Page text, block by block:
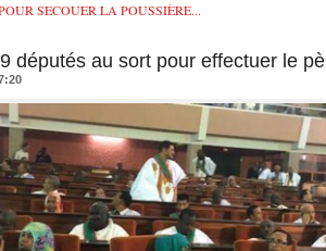
SECOUER LA POUSSIÈRE...
députés au sort pour effectuer le